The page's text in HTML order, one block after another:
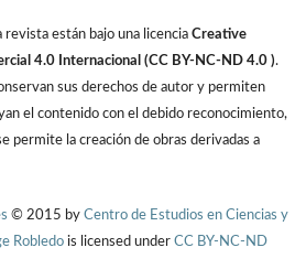
revista están bajo una licencia Creative
4.0 Internacional (CC BY-NC-ND 4.0 ).
sus derechos de autor y permiten
el contenido con el debido reconocimiento,
permite la creación de obras derivadas a
© 2015 by Centro de Estudios en Ciencias y
Robledo is licensed under CC BY-NC-ND